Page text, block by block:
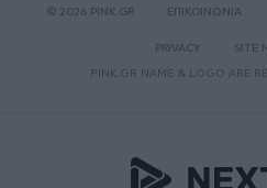
© 2026 PINK.GR ΕΠΙΚΟΙΝΩΝΙΑ
PRIVACY SITE
PINK.GR NAME & LOGO ARE